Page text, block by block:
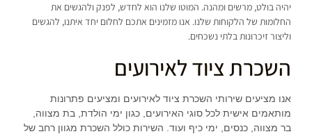
יהיה בולט, מרשים ומהנה. המוטו שלנו הוא לחדש, לפנק ולהגשים את
החלומות של הלקוחות שלנו. אנו מזמינים אתכם לחלום יחד איתנו, להגשים
וליצור זיכרונות בלתי נשכחים.
השכרת ציוד לאירועים
אנו מציעים שירותי השכרת ציוד לאירועים ומציעים פתרונות
מותאמים אישית לכל סוגי האירועים, כגון ימי הולדת, בת מצווה,
בר מצווה, כנסים, ימי כיף ועוד. השירות כולל השכרת מגוון רחב של